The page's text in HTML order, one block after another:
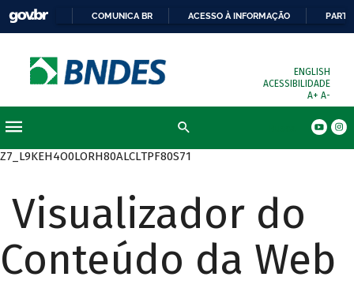
COMUNICA BR ACESSO À INFORMAÇÃO
ENGLISH
ACESSIBILIDADE
A+ A-
Z7_L9KEH4O0LORH80ALCLTPF80S71
Visualizador do
Conteúdo da Web